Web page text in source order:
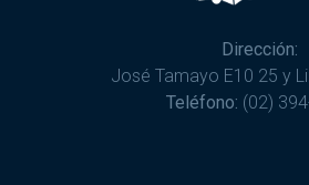
Dirección:
José Tamayo E10 25 y
Teléfono: (02)